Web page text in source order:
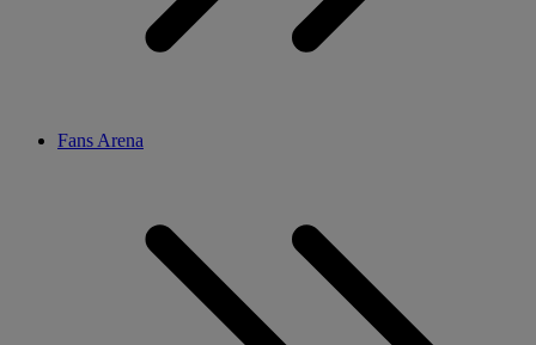
Fans Arena